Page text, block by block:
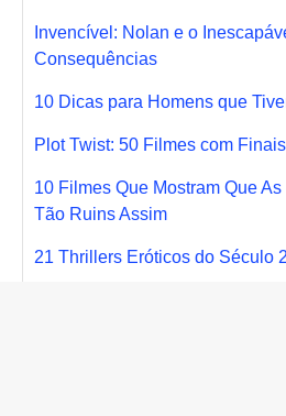
Invencível: Nolan e o
Consequências
10 Dicas para Homens que
Plot Twist: 50 Filmes com
10 Filmes Que Mostram Que
Tão Ruins Assim
21 Thrillers Eróticos do Século